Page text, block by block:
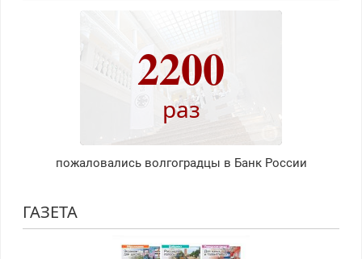
2200
раз
пожаловались волгоградцы в Банк России
ГАЗЕТА